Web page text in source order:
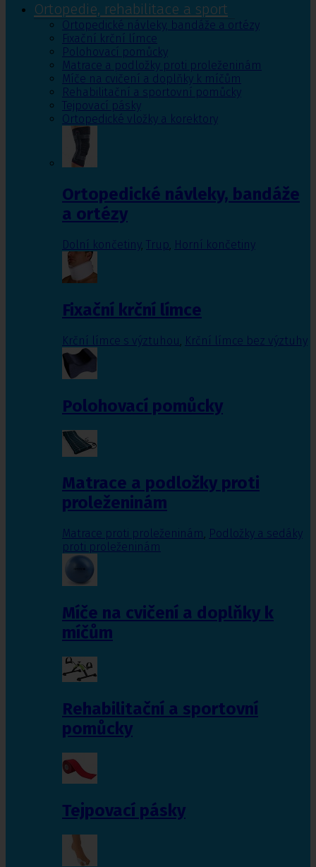
Ortopedie, rehabilitace a sport
Ortopedické návleky, bandáže a ortézy
Fixační krční límce
Polohovací pomůcky
Matrace a podložky proti proleženinám
Míče na cvičení a doplňky k míčům
Rehabilitační a sportovní pomůcky
Tejpovací pásky
Ortopedické vložky a korektory
Ortopedické návleky, bandáže
a ortézy
Dolní končetiny, Trup, Horní končetiny
Fixační krční límce
Krční límce s výztuhou Krční límce bez výztuhy
Polohovací pomůcky
Matrace a podložky proti
proleženinám
Matrace proti proleženinám, Podložky a sedáky
proti proleženinám
Míče na cvičení a doplňky k
míčům
Rehabilitační a sportovní
pomůcky
Tejpovací pásky